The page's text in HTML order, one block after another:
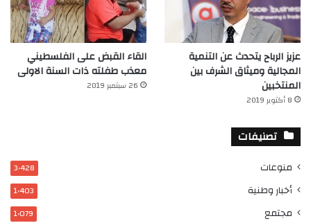
عزيز الرباح يتحدث عن التنمية
المجالية وميثاق الشرف بين
المنتخبين
8 أكتوبر 2019
القاء القبض على الفلسطيني
معذب طفلته ذات السنة الاولى
26 سبتمبر 2019
تصنيفات
منوعات 3٬428
أخبار وطنية 1٬403
مجتمع 1٬079